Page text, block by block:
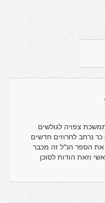
צפויה לגולשים
נרחב לחרוזים חדשים
את הספר הנ"ל זה מכבר
וזאת הודות לסוכן